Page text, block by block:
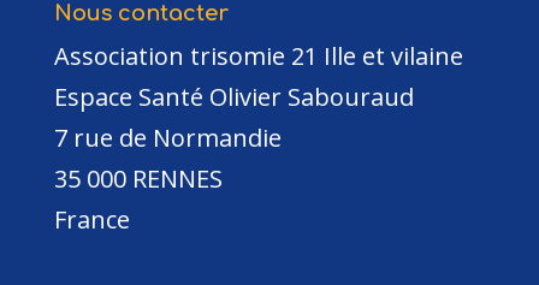
Nous contacter
Association trisomie 21 Ille et vilaine
Espace Santé Olivier Sabouraud
7 rue de Normandie
35 000 RENNES
France